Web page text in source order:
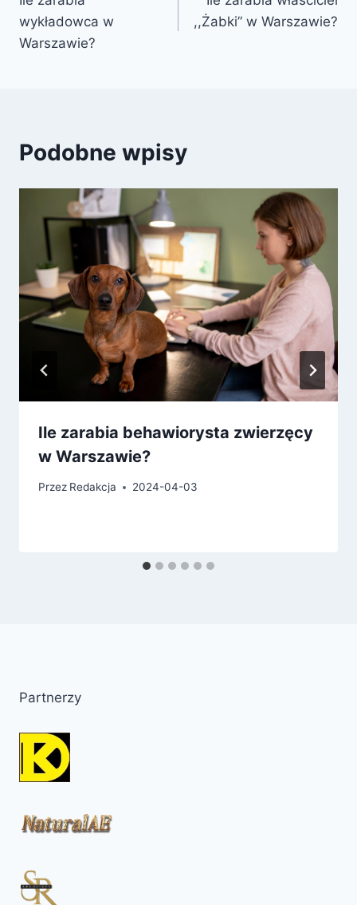
wpisu
wykładowca w
Warszawie?
,,Żabki” w Warszawie?
Podobne wpisy
Ile zarabia behawiorysta zwierzęcy
w Warszawie?
Przez Redakcja 2024-04-03
Partnerzy